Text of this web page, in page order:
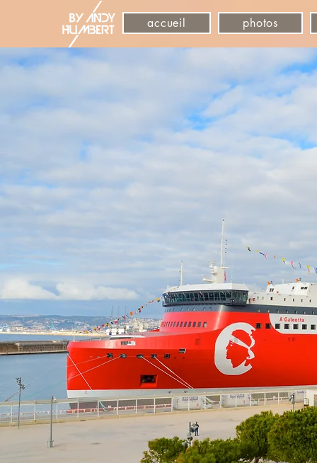
accueil photos